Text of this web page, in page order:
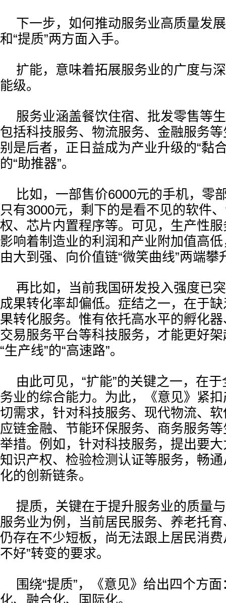
下一步，如何推动服务业高质量发
和“提质”两方面入手。
扩能，意味着拓展服务业的广度与
能级。
服务业涵盖餐饮住宿、批发零售等
包括科技服务、物流服务、金融服务
别是后者，正日益成为产业升级的“黏
的“助推器”。
比如，一部售价6000元的手机，零
只有3000元，剩下的是看不见的软件
权、芯片内置程序等。可见，生产性
影响着制造业的利润和产业附加值高
由大到强、向价值链“微笑曲线”两端攀
再比如，当前我国研发投入强度已
成果转化率却偏低。症结之一，在于
果转化服务。惟有依托高水平的孵化
交易服务平台等科技服务，才能更好架
“生产线”的“高速路”。
由此可见，“扩能”的关键之一，在
务业的综合能力。为此，《意见》紧
切需求，针对科技服务、现代物流、
应链金融、节能环保服务、商务服务
举措。例如，针对科技服务，提出要
知识产权、检验检测认证等服务，畅
化的创新链条。
提质，关键在于提升服务业的质量
服务业为例，当前居民服务、养老托
仍存在不少短板，尚无法跟上居民消费
不好”转变的要求。
围绕“提质”，《意见》给出四个方
化、融合化、国际化。